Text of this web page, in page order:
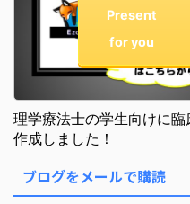
Present
for you
理学療法士の学生向けに
作成しました！
ブログをメールで購読